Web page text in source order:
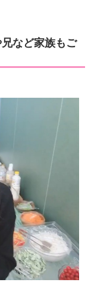
など家族もご